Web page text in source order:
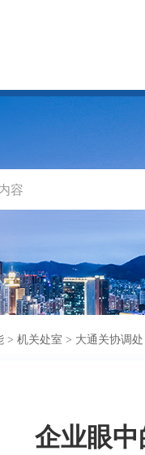
> 机关处室 > 大通关协调处
企业眼中